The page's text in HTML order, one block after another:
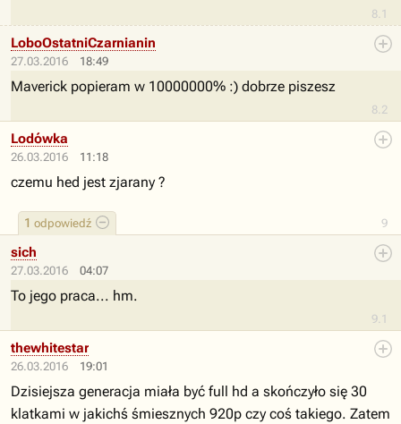
8.1
27.03.2016 18:49
8.2
LoboOstatniCzarnianin
Maverick popieram w 10000000% :) dobrze piszesz
26.03.2016 11:18
9
1 odpowiedź
Lodówka
czemu hed jest zjarany ?
27.03.2016 04:07
9.1
sich
To jego praca... hm.
26.03.2016 19:01
thewhitestar
Dzisiejsza generacja miała być full hd a skończyło się 30
klatkami w jakichś śmiesznych 920p czy coś takiego. Zatem